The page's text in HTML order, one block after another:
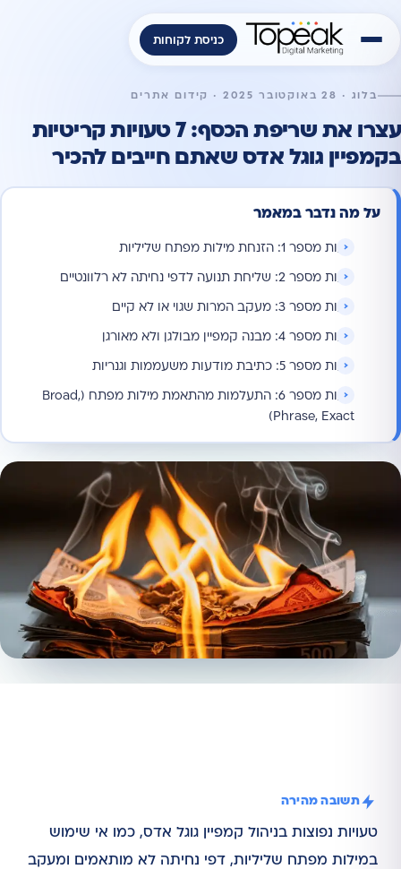
כניסת לקוחות
בלוג · 28 באוקטובר 2025 · קידום אתרים
עצרו את שריפת הכסף: 7 טעויות קריטיות
בקמפיין גוגל אדס שאתם חייבים להכיר
על מה נדבר במאמר
טעות מספר 1: הזנחת מילות מפתח שליליות
טעות מספר 2: שליחת תנועה לדפי נחיתה לא רלוונטיים
טעות מספר 3: מעקב המרות שגוי או לא קיים
טעות מספר 4: מבנה קמפיין מבולגן ולא מאורגן
טעות מספר 5: כתיבת מודעות משעממות וגנריות
טעות מספר 6: התעלמות מהתאמת מילות מפתח (Broad,
Phrase, Exact)
תשובה מהירה
טעויות נפוצות בניהול קמפיין גוגל אדס, כמו אי שימוש
במילות מפתח שליליות, דפי נחיתה לא מותאמים ומעקב